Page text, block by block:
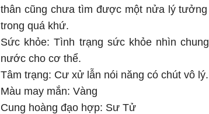
thân cũng chưa tìm được một nửa lý
trong quá khứ.
Sức khỏe: Tình trạng sức khỏe nhìn
nước cho cơ thể.
Tâm trạng: Cư xử lẫn nói năng có chút vô lý.
Màu may mắn: Vàng
Cung hoàng đạo hợp: Sư Tử